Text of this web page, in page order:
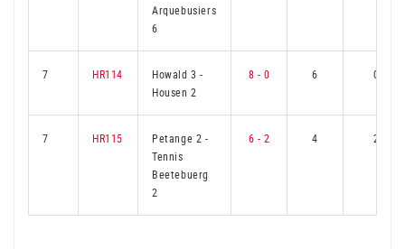
Arquebusiers
6
7 HR114 Howald 3-
Housen 2
8 - 0 6 0
7 HR115 Petange 2 -
Tennis
Beetebuerg
2
6 - 2 4 2